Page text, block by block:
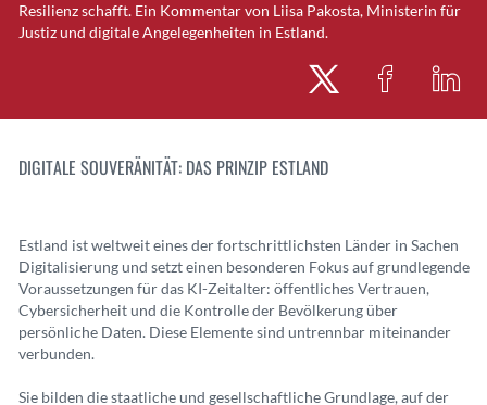
Resilienz schafft. Ein Kommentar von Liisa Pakosta, Ministerin für
Justiz und digitale Angelegenheiten in Estland.
DIGITALE SOUVERÄNITÄT: DAS PRINZIP ESTLAND
Estland ist weltweit eines der fortschrittlichsten Länder in Sachen
Digitalisierung und setzt einen besonderen Fokus auf grundlegende
Voraussetzungen für das KI-Zeitalter: öffentliches Vertrauen,
Cybersicherheit und die Kontrolle der Bevölkerung über
persönliche Daten. Diese Elemente sind untrennbar miteinander
verbunden.
Sie bilden die staatliche und gesellschaftliche Grundlage, auf der